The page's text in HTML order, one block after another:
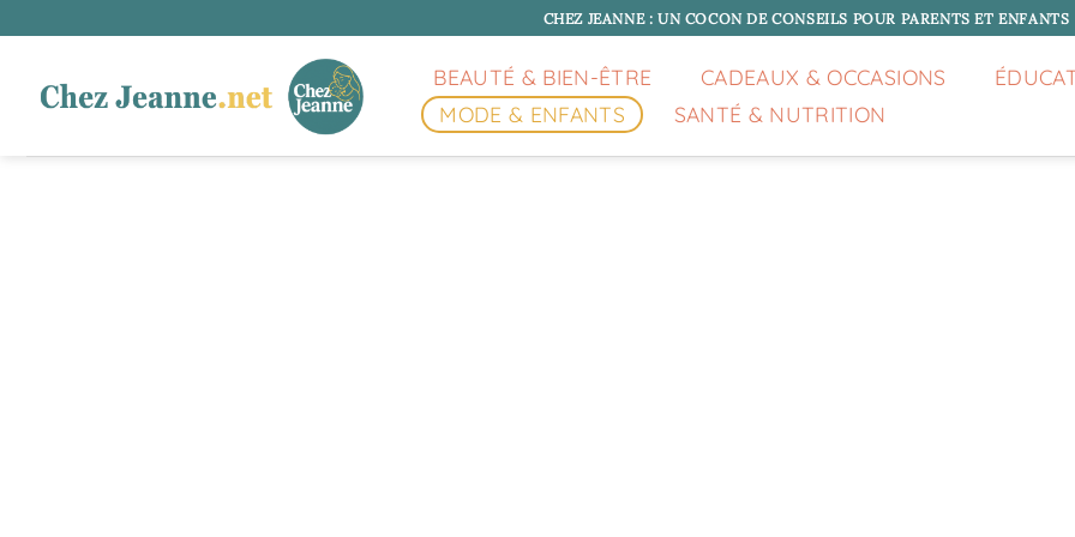
au
CHEZ JEANNE : UN COCON DE CONSEILS POUR PARENTS ET ENFANTS
BEAUTÉ & BIEN-ÊTRE CADEAUX & OCCASIONS
MODE & ENFANTS
SANTÉ & NUTRITION